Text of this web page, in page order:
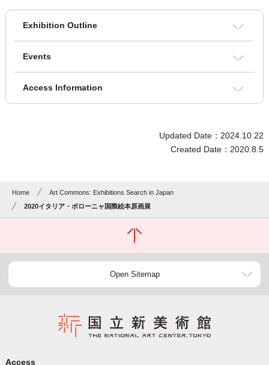
Exhibition Outline
Events
Access Information
Updated Date：2024.10.22
Created Date：2020.8.5
Home
Art Commons: Exhibitions Search in Japan
2020イタリア・ボローニャ国際絵本原画展
Open Sitemap
Access